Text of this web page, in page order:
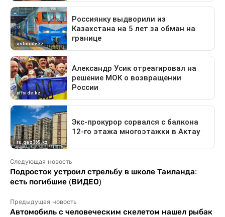
Следующая новость
Подросток устроил стрельбу в школе Таиланда:
есть погибшие (ВИДЕО)
Предыдущая новость
Автомобиль с человеческим скелетом нашел рыбак